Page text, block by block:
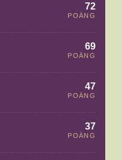
72
POÄNG
69
POÄNG
47
POÄNG
37
POÄNG